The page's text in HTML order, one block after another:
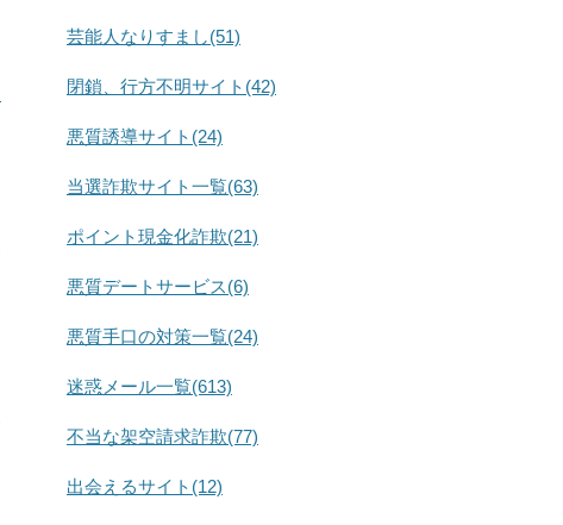
芸能人なりすまし(51)
閉鎖、行方不明サイト(42)
悪質誘導サイト(24)
当選詐欺サイト一覧(63)
ポイント現金化詐欺(21)
悪質デートサービス(6)
悪質手口の対策一覧(24)
迷惑メール一覧(613)
不当な架空請求詐欺(77)
出会えるサイト(12)